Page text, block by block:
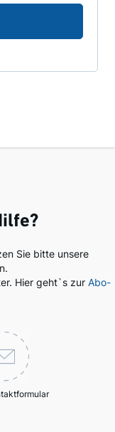
Angebot für
Sie bitte unsere
Hier geht`s zur Abo-